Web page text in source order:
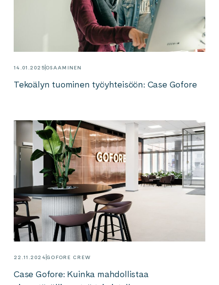
14.01.2025 OSAAMINEN
Tekoälyn tuominen työyhteisöön: Case Gofore
22.11.2024 GOFORE CREW
Case Gofore: Kuinka mahdollistaa